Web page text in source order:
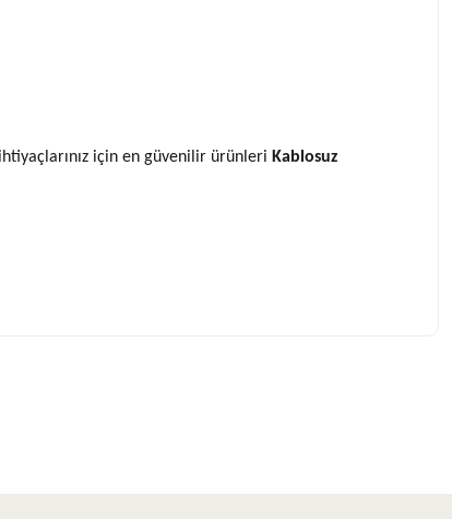
için en güvenilir ürünleri Kablosuz